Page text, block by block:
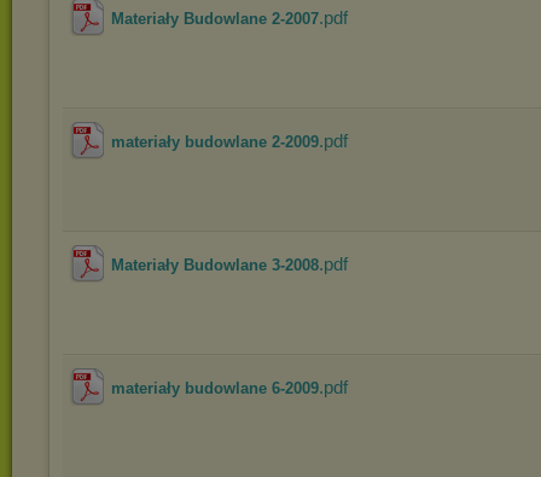
Materiały Budowlane 2-2007.pdf
materiały budowlane 2-2009.pdf
Materiały Budowlane 3-2008.pdf
materiały budowlane 6-2009.pdf